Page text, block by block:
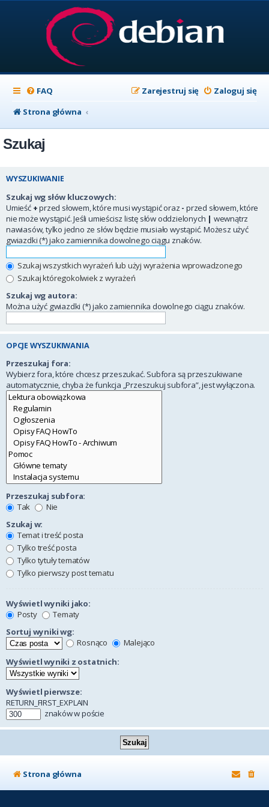
FAQ Zaloguj się
Zarejestruj się
Strona główna
Szukaj
WYSZUKIWANIE
Szukaj wg słów kluczowych:
Umieść +przed słowem, które musi wystąpić oraz - przed słowem, które
nie może wystąpić. Jeśli umieścisz listę słów oddzielonych | wewnątrz
nawiasów, tylko jedno ze słów będzie musiało wystąpić. Możesz użyć
gwiazdki (*) jako zamiennika dowolnego ciągu znaków.
Szukaj wszystkich wyrażeń lub użyj wyrażenia wprowadzonego
Szukaj któregokolwiek z wyrażeń
Szukaj wg autora:
Można użyć gwiazdki (*) jako zamiennika dowolnego ciągu znaków.
OPCJE WYSZUKIWANIA
Przeszukaj fora:
Wybierz fora, które chcesz przeszukać. Subfora są przeszukiwane
automatycznie, chyba że funkcja „Przeszukuj subfora”, jest wyłączona.
Przeszukaj subfora:
Tak
Nie
Szukaj w:
Temat i treść posta
Tylko treść posta
Tylko tytuły tematów
Tylko pierwszy post tematu
Wyświetl wyniki jako:
Posty
Tematy
Sortuj wyniki wg:
Rosnąco
Malejąco
Wyświetl wyniki z ostatnich:
Wyświetl pierwsze:
RETURN_FIRST_EXPLAIN
znaków w poście
Strona główna